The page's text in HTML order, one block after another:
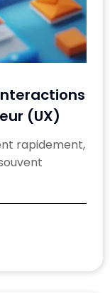
(UX)
rapidement,